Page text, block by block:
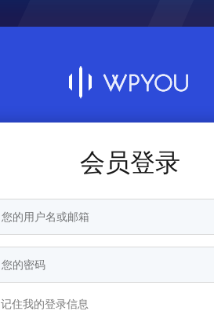
会员登录
记住我的登录信息